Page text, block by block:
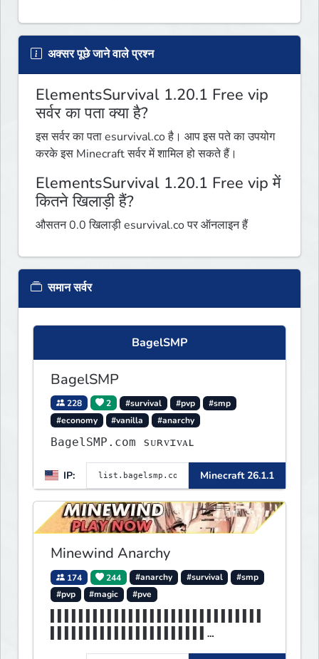
अक्सर पूछे जाने वाले प्रश्न
ElementsSurvival 1.20.1 Free vip
सर्वर का पता क्या है?
इस सर्वर का पता esurvival.co है। आप इस पते का उपयोग
करके इस Minecraft सर्वर में शामिल हो सकते हैं।
ElementsSurvival 1.20.1 Free vip में
कितने खिलाड़ी हैं?
औसतन 0.0 खिलाड़ी esurvival.co पर ऑनलाइन हैं
समान सर्वर
BagelSMP
BagelSMP
228 2 #survival #pvp
#smp
#economy
#vanilla #anarchy
BagelSMP.com ѕᴜʀᴠɪᴠᴀʟ
IP: Minecraft 26.1.1
Minewind Anarchy
174 244 #anarchy #survival
#smp
#pvp
#magic #pve
▌▌▌▌▌▌▌▌▌▌▌▌▌▌▌MINEWIND▌▌▌▌▌▌▌